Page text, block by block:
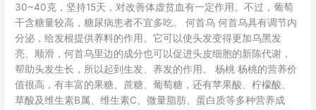
30~40克，坚持15天，对改善体虚贫血有一定作用。不过，葡萄
干含糖量较高，糖尿病患者不宜多吃。 何首乌 何首乌具有调节内
分泌，给发根提供养料的作用。它可以使头发变得更加乌黑发
亮、顺滑，何首乌里边的成分也可以促进头皮细胞的新陈代谢，
帮助头发生长，所以起到生发、养发的作用。 杨桃 杨桃的营养价
值很高，有丰富的果糖、蔗糖、葡萄糖，还有苹果酸、柠檬酸、
草酸及维生素B属、维生素C、微量脂肪、蛋白质等多种营养成